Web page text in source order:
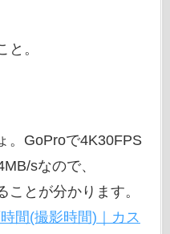
。
。GoProで4K30FPS
sなので、
とが分かります。
間(撮影時間)｜カス